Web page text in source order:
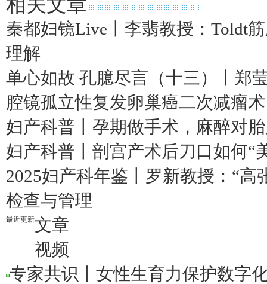
相关文章
秦都妇镜Live丨李翡教授：Toldt
理解
单心如故 孔臆尽言（十三）丨郑
腔镜孤立性复发卵巢癌二次减瘤术
妇产科普丨孕期做手术，麻醉对
妇产科普丨剖宫产术后刀口如何“
2025妇产科年鉴丨罗新教授：“
检查与管理
最近更新文章
视频
专家共识丨女性生育力保护数字